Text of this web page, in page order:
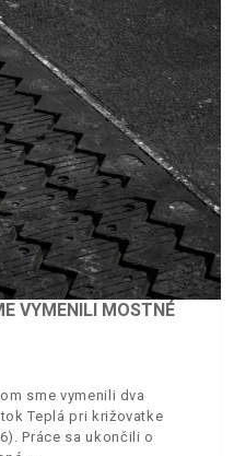
VYMENILI MOSTNÉ
sme vymenili dva
Teplá pri križovatke
Práce sa ukončili o